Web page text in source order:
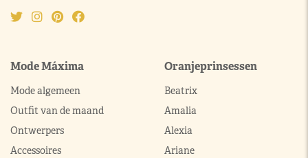
Mode Máxima
Mode algemeen
Outfit van de maand
Ontwerpers
Accessoires
Oranjeprinsessen
Beatrix
Amalia
Alexia
Ariane